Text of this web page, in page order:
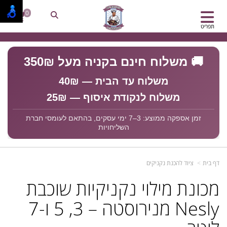
🚚 משלוח חינם בקניה מעל 350₪
משלוח עד הבית — 40₪
משלוח לנקודת איסוף — 25₪
זמן אספקה ממוצע: 3–7 ימי עסקים, בהתאם לעומסי חברת
השליחויות
תפריט
0
דף בית ציוד להכנת נקניקים
מכונת מילוי נקניקיות שוכבת
Nesly מנירוסטה – 3, 5 ו-7